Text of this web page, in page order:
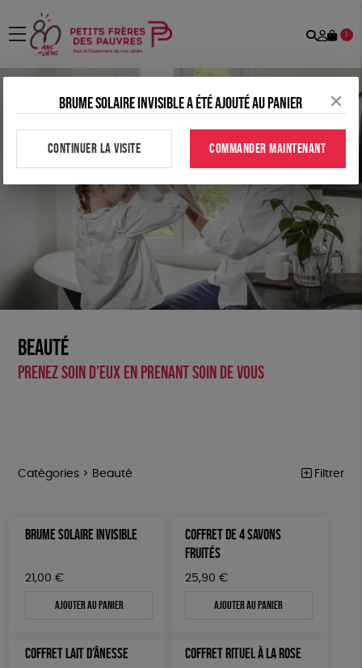
menu
Mon
1
Beauté
prenez soin d’eux en prenant soin de vous
Catégories > Beauté Filtrer
HOMMES
ENFANTS
Par défaut
Nouveauté
Prix : du - cher au + cher
50 € - 100 €
150 € - 200 €
Couleur
Mots clés
BRUME SOLAIRE INVISIBLE
21,00 €
Ajouter au panier
COFFRET DE 4 SAVONS
FRUITÉS
25,90 €
Ajouter au panier
COFFRET LAIT D’ÂNESSE COFFRET RITUEL À LA ROSE
Brume solaire invisible a été ajouté au panier
CONTINUER LA VISITE COMMANDER MAINTENANT